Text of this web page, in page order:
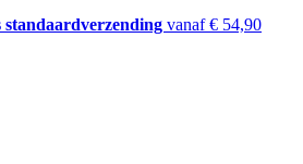
vanaf € 54,90